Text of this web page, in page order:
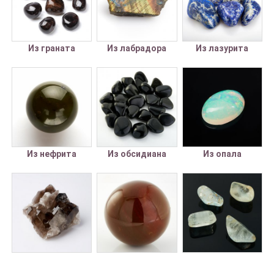
Из граната Из лабрадора Из лазурита
Из нефрита Из обсидиана Из опала